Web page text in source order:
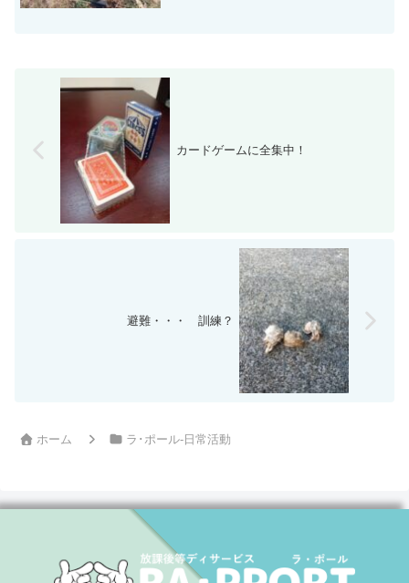
カードゲームに全集中！
避難・・・ 訓練？
ホーム ラ･ポール-日常活動